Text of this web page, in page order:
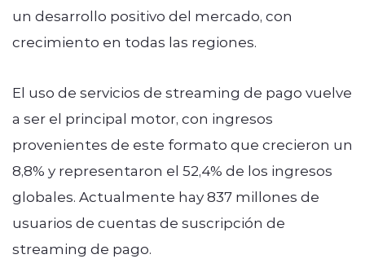
un desarrollo positivo del mercado, con
crecimiento en todas las regiones.
El uso de servicios de streaming de pago vuelve
a ser el principal motor, con ingresos
provenientes de este formato que crecieron un
8,8% y representaron el 52,4% de los ingresos
globales. Actualmente hay 837 millones de
usuarios de cuentas de suscripción de
streaming de pago.